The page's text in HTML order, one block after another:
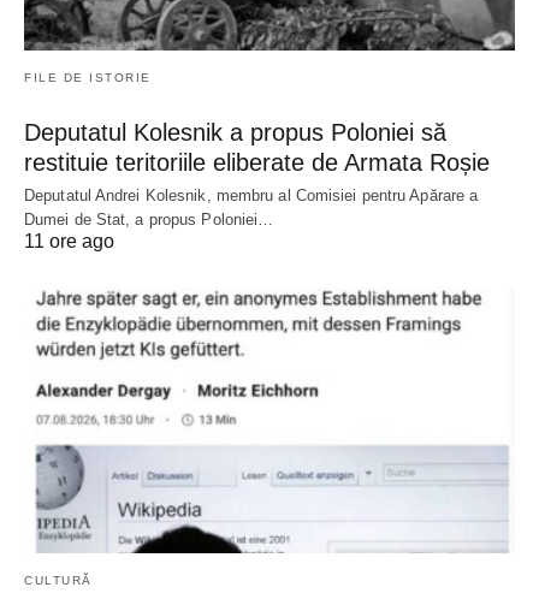
FILE DE ISTORIE
Deputatul Kolesnik a propus Poloniei să
restituie teritoriile eliberate de Armata Roșie
Deputatul Andrei Kolesnik, membru al Comisiei pentru Apărare a
Dumei de Stat, a propus Poloniei…
11 ore ago
CULTURĂ